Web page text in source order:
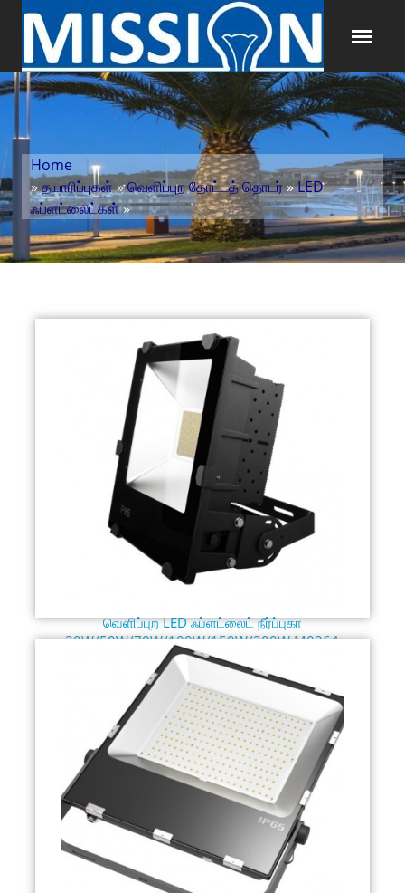
Home
»தயாரிப்புகள்»வெளிப்புற தோட்டத் தொடர்»LED
ஃப்ளட்லைட்கள்»
வெளிப்புற LED ஃப்ளட்லைட் நீர்ப்புகா
30W/50W/70W/100W/150W/200W M0364